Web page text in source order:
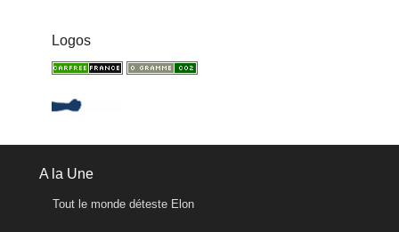
Logos
A la Une
Tout le monde déteste Elon